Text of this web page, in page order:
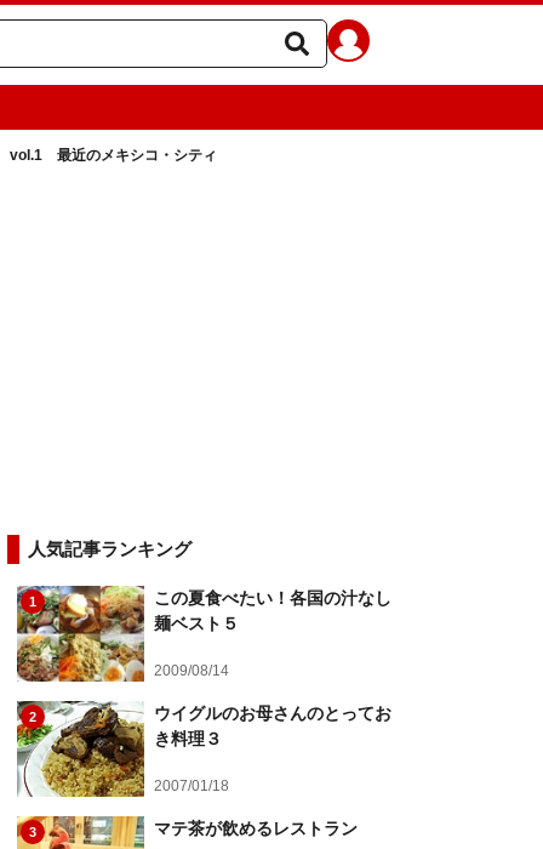
最近のメキシコ・シティ
人気記事ランキング
1
この夏食べたい！各国の汁なし
麺ベスト５
2009/08/14
2
ウイグルのお母さんのとってお
き料理３
2007/01/18
3 マテ茶が飲めるレストラン